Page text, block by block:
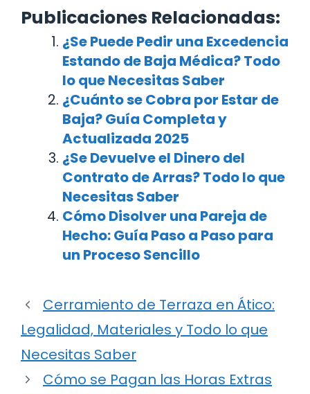
Publicaciones Relacionadas:
¿Se Puede Pedir una Excedencia
Estando de Baja Médica? Todo
lo que Necesitas Saber
¿Cuánto se Cobra por Estar de
Baja? Guía Completa y
Actualizada 2025
¿Se Devuelve el Dinero del
Contrato de Arras? Todo lo que
Necesitas Saber
Cómo Disolver una Pareja de
Hecho: Guía Paso a Paso para
un Proceso Sencillo
Cerramiento de Terraza en Ático:
Legalidad, Materiales y Todo lo que
Necesitas Saber
Cómo se Pagan las Horas Extras